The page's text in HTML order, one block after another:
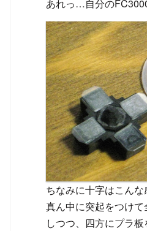
あれっ…自分の
ちなみに十字はこんな
真ん中に突起をつけ
しつつ、四方にプラ